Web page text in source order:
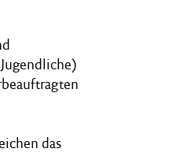
das